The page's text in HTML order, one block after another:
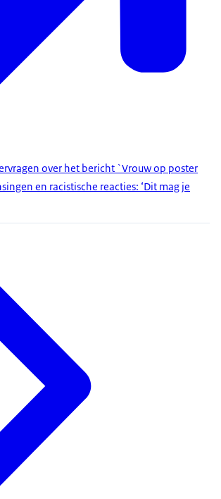
over het bericht `Vrouw op poster
en racistische reacties: ‘Dit mag je